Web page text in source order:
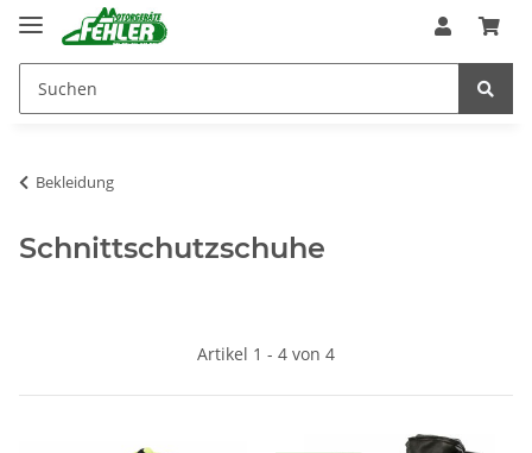
Bekleidung
Schnittschutzschuhe
Artikel 1 - 4 von 4